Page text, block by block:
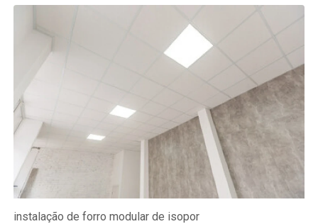
instalação de forro modular de isopor